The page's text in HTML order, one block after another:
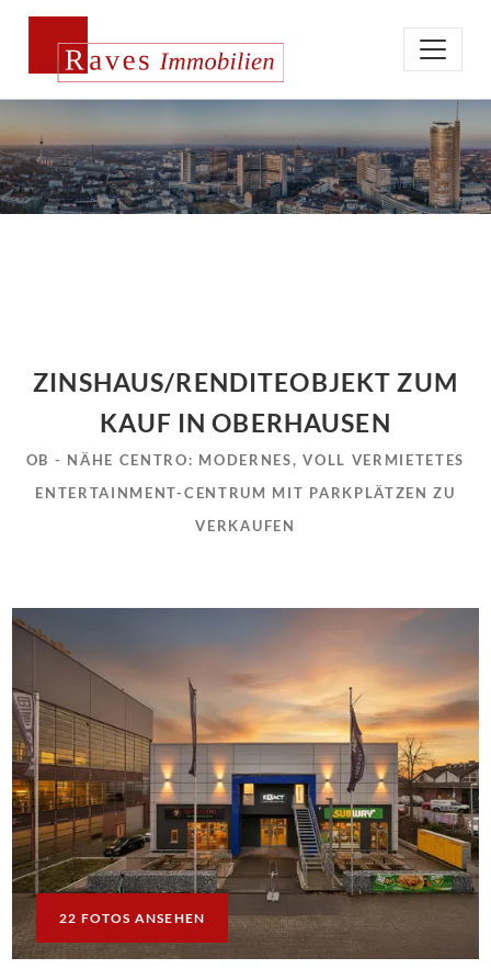
ZINSHAUS/RENDITEOBJEKT ZUM
KAUF IN OBERHAUSEN
OB - NÄHE CENTRO: MODERNES, VOLL VERMIETETES
ENTERTAINMENT-CENTRUM MIT PARKPLÄTZEN ZU
VERKAUFEN
22 FOTOS ANSEHEN